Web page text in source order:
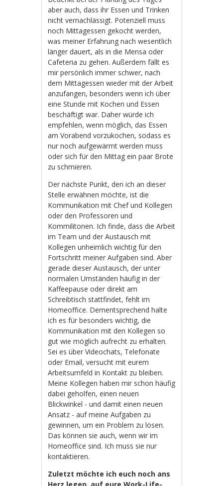
aber auch, dass ihr Essen und Trinken
nicht vernachlässigt. Potenziell muss
noch Mittagessen gekocht werden,
was meiner Erfahrung nach wesentlich
länger dauert, als in die Mensa oder
Cafeteria zu gehen. Außerdem fällt es
mir persönlich immer schwer, nach
dem Mittagessen wieder mit der Arbeit
anzufangen, besonders wenn ich über
eine Stunde mit Kochen und Essen
beschäftigt war. Daher würde ich
empfehlen, wenn möglich, das Essen
am Vorabend vorzukochen, sodass es
nur noch aufgewärmt werden muss
oder sich für den Mittag ein paar Brote
zu schmieren.
Der nächste Punkt, den ich an dieser
Stelle erwähnen möchte, ist die
Kommunikation mit Chef und Kollegen
oder den Professoren und
Kommilitonen. Ich finde, dass die Arbeit
im Team und der Austausch mit
Kollegen unheimlich wichtig für den
Fortschritt meiner Aufgaben sind. Aber
gerade dieser Austausch, der unter
normalen Umständen häufig in der
Kaffeepause oder direkt am
Schreibtisch stattfindet, fehlt im
Homeoffice. Dementsprechend halte
ich es für besonders wichtig, die
Kommunikation mit den Kollegen so
gut wie möglich aufrecht zu erhalten.
Sei es über Videochats, Telefonate
oder Email, versucht mit eurem
Arbeitsumfeld in Kontakt zu bleiben.
Meine Kollegen haben mir schon häufig
dabei geholfen, einen neuen
Blickwinkel - und damit einen neuen
Ansatz - auf meine Aufgaben zu
gewinnen, um ein Problem zu lösen.
Das können sie auch, wenn wir im
Homeoffice sind. Ich muss sie nur
kontaktieren.
Zuletzt möchte ich euch noch ans